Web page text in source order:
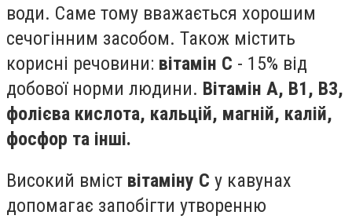
води. Саме тому вважається хорошим
сечогінним засобом. Також містить
корисні речовини: вітамін С - 15% від
добової норми людини. Вітамін А, В1, В3,
фолієва кислота, кальцій, магній, калій,
фосфор та інші.
Високий вміст вітаміну С у кавунах
допомагає запобігти утворенню